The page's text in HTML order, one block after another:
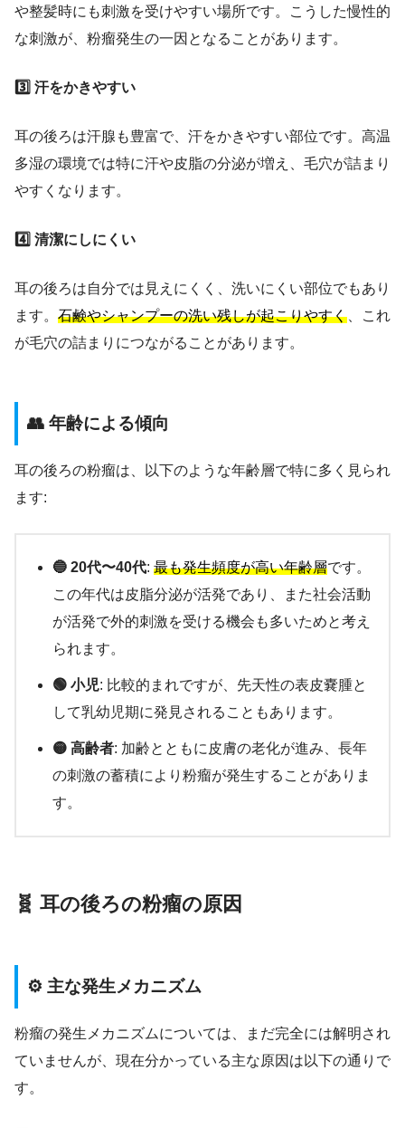
や整髪時にも刺激を受けやすい場所です。こうした慢性的
な刺激が、粉瘤発生の一因となることがあります。
3️⃣ 汗をかきやすい
耳の後ろは汗腺も豊富で、汗をかきやすい部位です。高温
多湿の環境では特に汗や皮脂の分泌が増え、毛穴が詰まり
やすくなります。
4️⃣ 清潔にしにくい
耳の後ろは自分では見えにくく、洗いにくい部位でもあり
ます。 石鹸やシャンプーの洗い残しが起こりやすく 、これ
が毛穴の詰まりにつながることがあります。
👥 年齢による傾向
耳の後ろの粉瘤は、以下のような年齢層で特に多く見られ
ます:
🔵 20代〜40代: 最も発生頻度が高い年齢層です。
この年代は皮脂分泌が活発であり、また社会活動
が活発で外的刺激を受ける機会も多いためと考え
られます。
🟢 小児: 比較的まれですが、先天性の表皮嚢腫と
して乳幼児期に発見されることもあります。
🟡 高齢者: 加齢とともに皮膚の老化が進み、長年
の刺激の蓄積により粉瘤が発生することがありま
す。
🧬 耳の後ろの粉瘤の原因
⚙️ 主な発生メカニズム
粉瘤の発生メカニズムについては、まだ完全には解明され
ていませんが、現在分かっている主な原因は以下の通りで
す。